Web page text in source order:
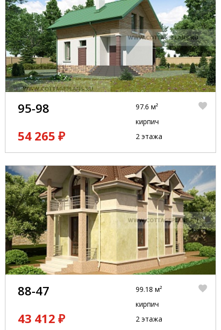
95-98
54 265 ₽
97.6 м²
кирпич
2 этажа
88-47
43 412 ₽
99.18 м²
кирпич
2 этажа